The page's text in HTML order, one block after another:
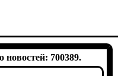
новостей: 700389.